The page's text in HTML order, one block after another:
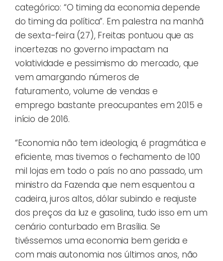
categórico: “O timing da economia depende
do timing da política”. Em palestra na manhã
de sexta-feira (27), Freitas pontuou que as
incertezas no governo impactam na
volatividade e pessimismo do mercado, que
vem amargando números de
faturamento, volume de vendas e
emprego bastante preocupantes em 2015 e
início de 2016.
“Economia não tem ideologia, é pragmática e
eficiente, mas tivemos o fechamento de 100
mil lojas em todo o país no ano passado, um
ministro da Fazenda que nem esquentou a
cadeira, juros altos, dólar subindo e reajuste
dos preços da luz e gasolina, tudo isso em um
cenário conturbado em Brasília. Se
tivéssemos uma economia bem gerida e
com mais autonomia nos últimos anos, não